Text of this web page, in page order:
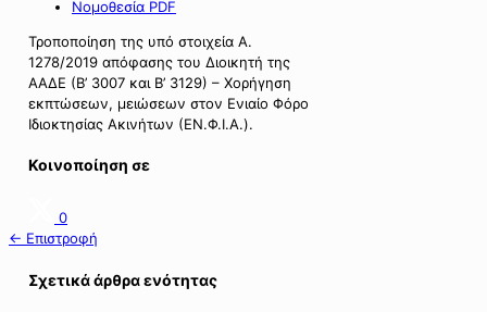
Νομοθεσία PDF
Τροποποίηση της υπό στοιχεία A.
1278/2019 απόφασης του Διοικητή της
ΑΑΔΕ (Β’ 3007 και Β’ 3129) – Χορήγηση
εκπτώσεων, μειώσεων στον Ενιαίο Φόρο
Ιδιοκτησίας Ακινήτων (ΕΝ.Φ.Ι.Α.).
Κοινοποίηση σε
0
← Επιστροφή
Σχετικά άρθρα ενότητας